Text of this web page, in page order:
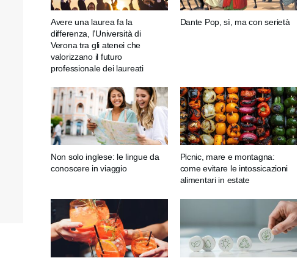
Avere una laurea fa la
differenza, l’Università di
Verona tra gli atenei che
valorizzano il futuro
professionale dei laureati
Dante Pop, sì, ma con serietà
Non solo inglese: le lingue da
conoscere in viaggio
Picnic, mare e montagna:
come evitare le intossicazioni
alimentari in estate